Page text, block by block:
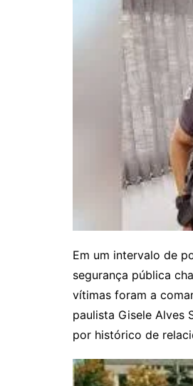
Em um intervalo de
segurança pública
vítimas foram a
paulista Gisele Alves
por histórico de